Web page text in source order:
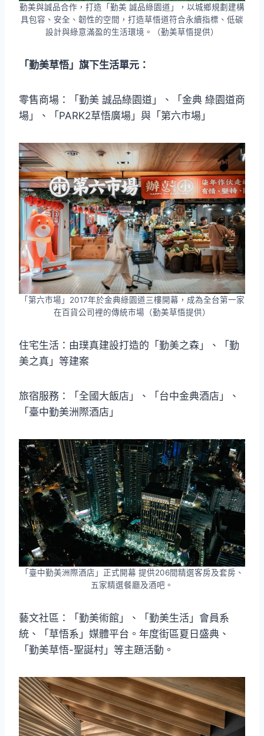
勤美與誠品合作，打造「勤美 誠品綠園道」，以城鄉規劃建構
具包容、安全、韌性的空間，打造草悟道符合永續指標、低碳
設計與綠意滿盈的生活環境。（勤美草悟提供）
「勤美草悟」旗下生活單元：
零售商場：「勤美 誠品綠園道」、「金典 綠園道商
場」、「PARK2草悟廣場」與「第六市場」
「第六市場」2017年於金典綠園道三樓開幕，成為全台第一家
在百貨公司裡的傳統市場（勤美草悟提供）
住宅生活：由璞真建設打造的「勤美之森」、「勤
美之真」等建案
旅宿服務：「全國大飯店」、「台中金典酒店」、
「臺中勤美洲際酒店」
「臺中勤美洲際酒店」正式開幕 提供206間精選客房及套房、
五家精選餐廳及酒吧。
藝文社區：「勤美術館」、「勤美生活」會員系
統、「草悟系」媒體平台。年度街區夏日盛典、
「勤美草悟-聖誕村」等主題活動。